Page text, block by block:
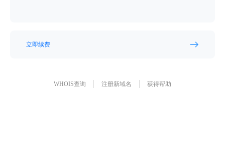
立即续费
WHOIS查询 注册新域名 获得帮助